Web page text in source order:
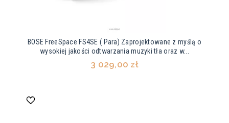
BOSE FreeSpace FS4SE ( Para) Zaprojektowane z myślą o
wysokiej jakości odtwarzania muzyki tła oraz w...
3 029,00 zł